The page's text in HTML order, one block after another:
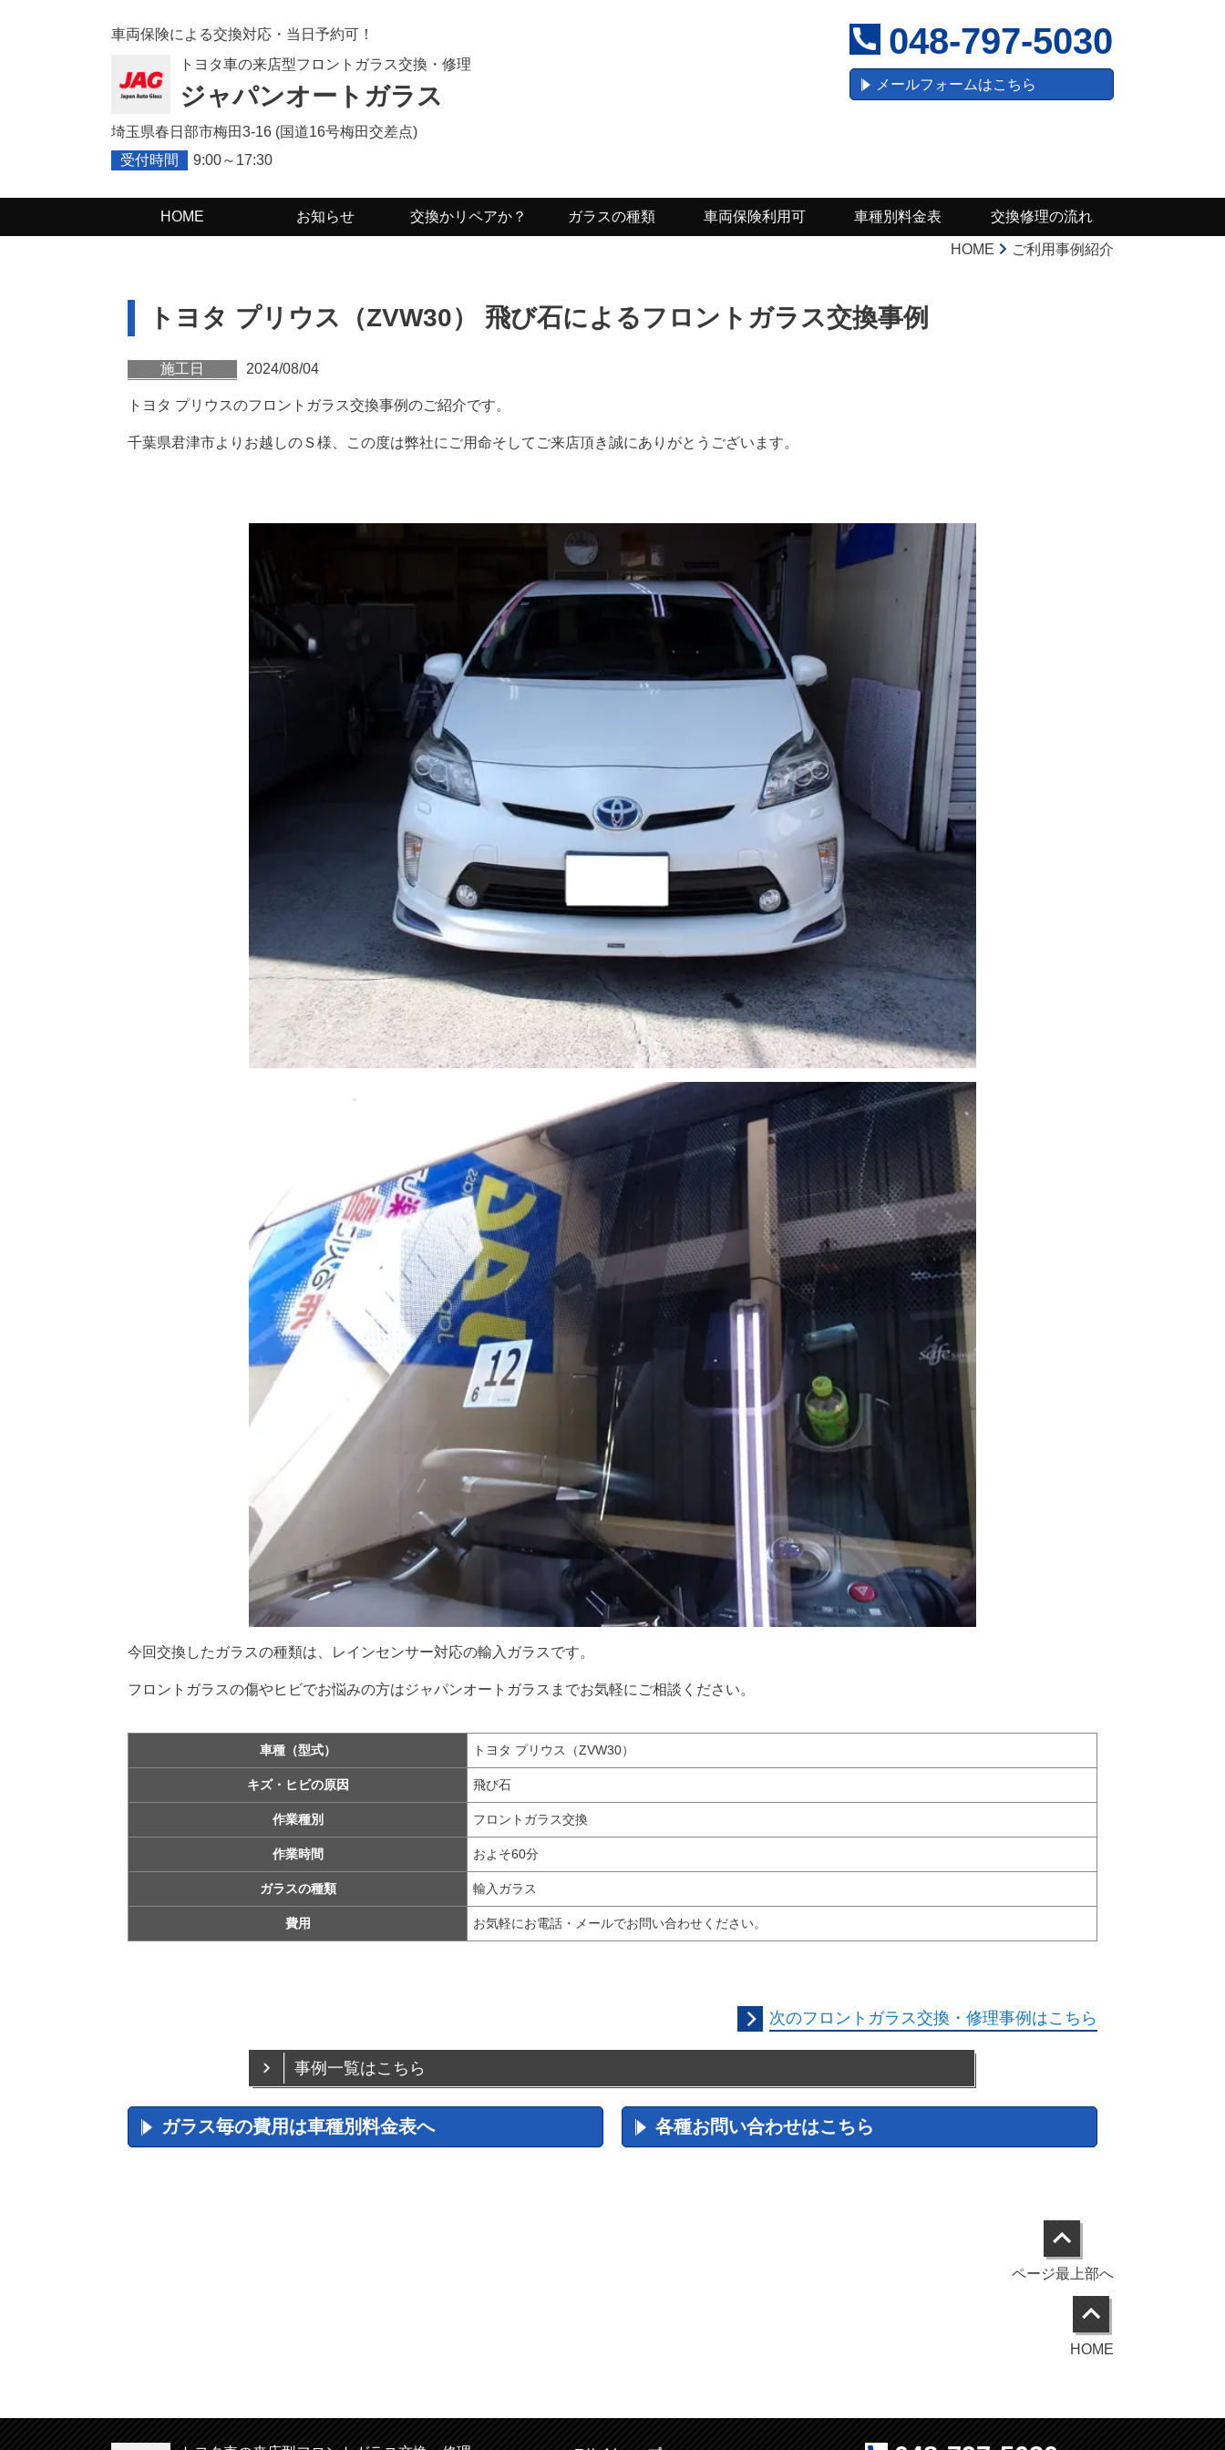
車両保険による交換対応・当日予約可！
トヨタ車の来店型フロントガラス交換・修理
ジャパンオートガラス
埼玉県春日部市梅田3-16 (国道16号梅田交差点)
受付時間
9:00～17:30
048-797-5030
メールフォームはこちら
HOME お知らせ 交換かリペアか？ ガラスの種類 車両保険利用可 車種別料金表 交換修理の流れ
HOME ご利用事例紹介
トヨタ プリウス（ZVW30） 飛び石によるフロントガラス交換事例
施工日 2024/08/04
トヨタ プリウスのフロントガラス交換事例のご紹介です。
千葉県君津市よりお越しのＳ様、この度は弊社にご用命そしてご来店頂き誠にありがとうございます。
今回交換したガラスの種類は、 レインセンサー対応の輸入ガラスです。
フロントガラスの傷やヒビでお悩みの方はジャパンオートガラスまでお気軽にご相談ください。
車種（型式） トヨタ プリウス（ZVW30）
キズ・ヒビの原因 飛び石
作業種別 フロントガラス交換
作業時間 およそ60分
ガラスの種類 輸入ガラス
費用 お気軽にお電話・メールでお問い合わせください。
次のフロントガラス交換・修理事例はこちら
事例一覧はこちら
ガラス毎の費用は車種別料金表へ 各種お問い合わせはこちら
ページ最上部へ
HOME